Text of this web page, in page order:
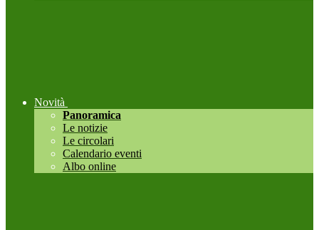
Novità
Panoramica
Le notizie
Le circolari
Calendario eventi
Albo online